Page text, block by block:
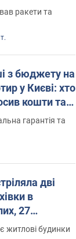
ракети та
з бюджету на
у Києві: хто
кошти та
гарантія та
дві
в
27
житлові будинки